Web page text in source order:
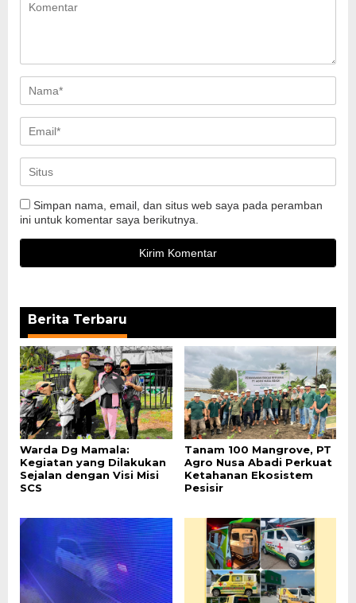
Simpan nama, email, dan situs web saya pada peramban
ini untuk komentar saya berikutnya.
Berita Terbaru
Warda Dg Mamala:
Kegiatan yang Dilakukan
Sejalan dengan Visi Misi
SCS
Tanam 100 Mangrove, PT
Agro Nusa Abadi Perkuat
Ketahanan Ekosistem
Pesisir